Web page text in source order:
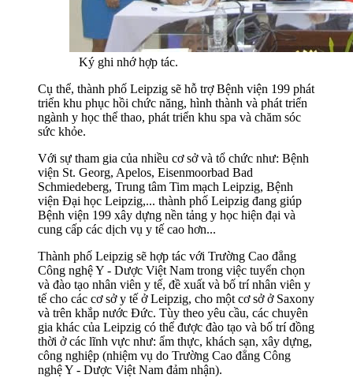
Ký ghi nhớ hợp tác.
Cụ thể, thành phố Leipzig sẽ hỗ trợ Bệnh viện 199 phát
triển khu phục hồi chức năng, hình thành và phát triển
ngành y học thể thao, phát triển khu spa và chăm sóc
sức khỏe.
Với sự tham gia của nhiều cơ sở và tổ chức như: Bệnh
viện St. Georg, Apelos, Eisenmoorbad Bad
Schmiedeberg, Trung tâm Tim mạch Leipzig, Bệnh
viện Đại học Leipzig,... thành phố Leipzig đang giúp
Bệnh viện 199 xây dựng nền tảng y học hiện đại và
cung cấp các dịch vụ y tế cao hơn...
Thành phố Leipzig sẽ hợp tác với Trường Cao đẳng
Công nghệ Y - Dược Việt Nam trong việc tuyển chọn
và đào tạo nhân viên y tế, đề xuất và bố trí nhân viên y
tế cho các cơ sở y tế ở Leipzig, cho một cơ sở ở Saxony
và trên khắp nước Đức. Tùy theo yêu cầu, các chuyên
gia khác của Leipzig có thể được đào tạo và bố trí đồng
thời ở các lĩnh vực như: ẩm thực, khách sạn, xây dựng,
công nghiệp (nhiệm vụ do Trường Cao đẳng Công
nghệ Y - Dược Việt Nam đảm nhận).